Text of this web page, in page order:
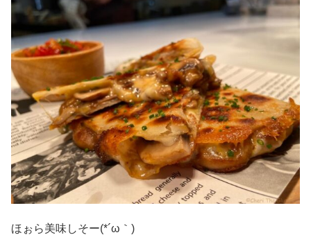
ほぉら美味しそー(*´ω｀)